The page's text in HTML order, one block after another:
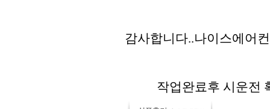
감사합니다..나이스에어
작업완료후 시운전